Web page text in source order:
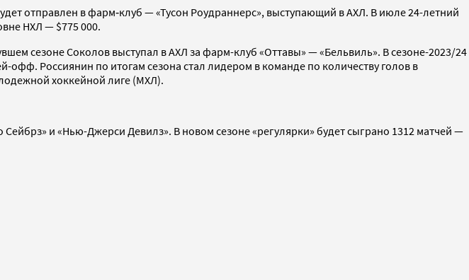
отправлен в фарм‑клуб — «Тусон Роудраннерс», выступающий в АХЛ. В июле 24-летний
НХЛ — $775 000.
сезоне Соколов выступал в АХЛ за фарм-клуб «Оттавы» — «Бельвиль». В сезоне-2023/24
офф. Россиянин по итогам сезона стал лидером в команде по количеству голов в
хоккейной лиге (МХЛ).
и «Нью-Джерси Девилз». В новом сезоне «регулярки» будет сыграно 1312 матчей —